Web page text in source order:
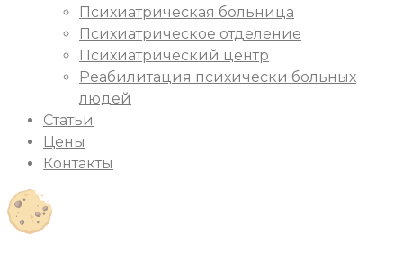
Психиатрическая больница
Психиатрическое отделение
Психиатрический центр
Реабилитация психически больных
людей
Статьи
Цены
Контакты